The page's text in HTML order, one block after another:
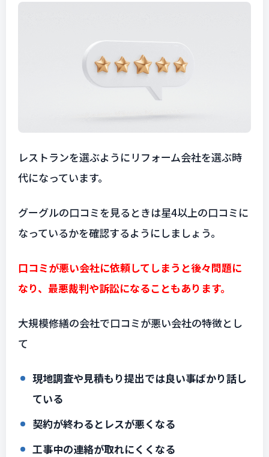
レストランを選ぶようにリフォーム会社を選ぶ時
代になっています。
グーグルの口コミを見るときは星4以上の口コミに
なっているかを確認するようにしましょう。
口コミが悪い会社に依頼してしまうと後々問題に
なり、最悪裁判や訴訟になることもあります。
大規模修繕の会社で口コミが悪い会社の特徴とし
て
現地調査や見積もり提出では良い事ばかり話し
ている
契約が終わるとレスが悪くなる
工事中の連絡が取れにくくなる